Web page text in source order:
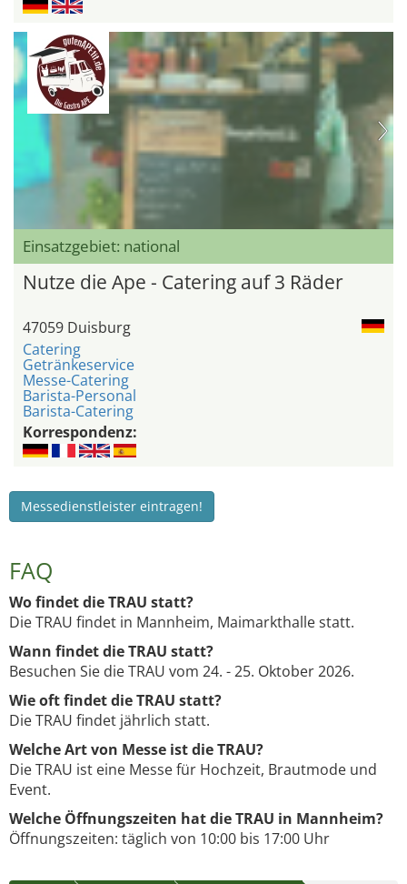
Einsatzgebiet: national
Nutze die Ape - Catering auf 3 Räder
47059 Duisburg
Catering
Getränkeservice
Messe-Catering
Barista-Personal
Barista-Catering
Korrespondenz:
Messedienstleister eintragen!
FAQ
Wo findet die TRAU statt?
Die TRAU findet in Mannheim, Maimarkthalle statt.
Wann findet die TRAU statt?
Besuchen Sie die TRAU vom 24. - 25. Oktober 2026.
Wie oft findet die TRAU statt?
Die TRAU findet jährlich statt.
Welche Art von Messe ist die TRAU?
Die TRAU ist eine Messe für Hochzeit, Brautmode und
Event.
Welche Öffnungszeiten hat die TRAU in Mannheim?
Öffnungszeiten: täglich von 10:00 bis 17:00 Uhr